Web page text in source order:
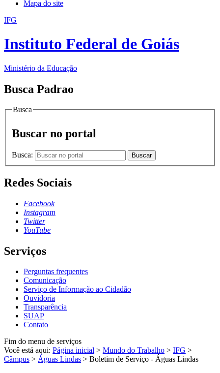
Mapa do site
IFG
Instituto Federal de Goiás
Ministério da Educação
Busca Padrao
Busca
Buscar no portal
Busca: Buscar
Redes Sociais
Facebook
Instagram
Twitter
YouTube
Serviços
Perguntas frequentes
Comunicação
Serviço de Informação ao Cidadão
Ouvidoria
Transparência
SUAP
Contato
Fim do menu de serviços
Você está aqui: Página inicial > Mundo do Trabalho > IFG >
Câmpus > Águas Lindas > Boletim de Serviço - Águas Lindas